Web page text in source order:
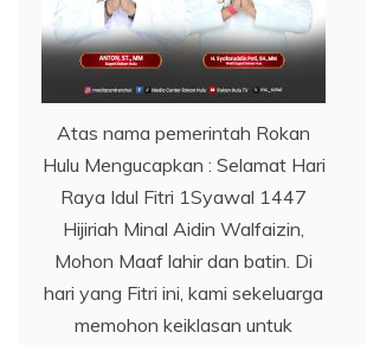
Atas nama pemerintah Rokan
Hulu Mengucapkan : Selamat Hari
Raya Idul Fitri 1Syawal 1447
Hijiriah Minal Aidin Walfaizin,
Mohon Maaf lahir dan batin. Di
hari yang Fitri ini, kami sekeluarga
memohon keiklasan untuk